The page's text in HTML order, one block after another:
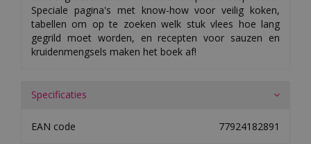
Speciale pagina's met know-how voor veilig koken,
tabellen om op te zoeken welk stuk vlees hoe lang
gegrild moet worden, en recepten voor sauzen en
kruidenmengsels maken het boek af!
Specificaties
EAN code 77924182891